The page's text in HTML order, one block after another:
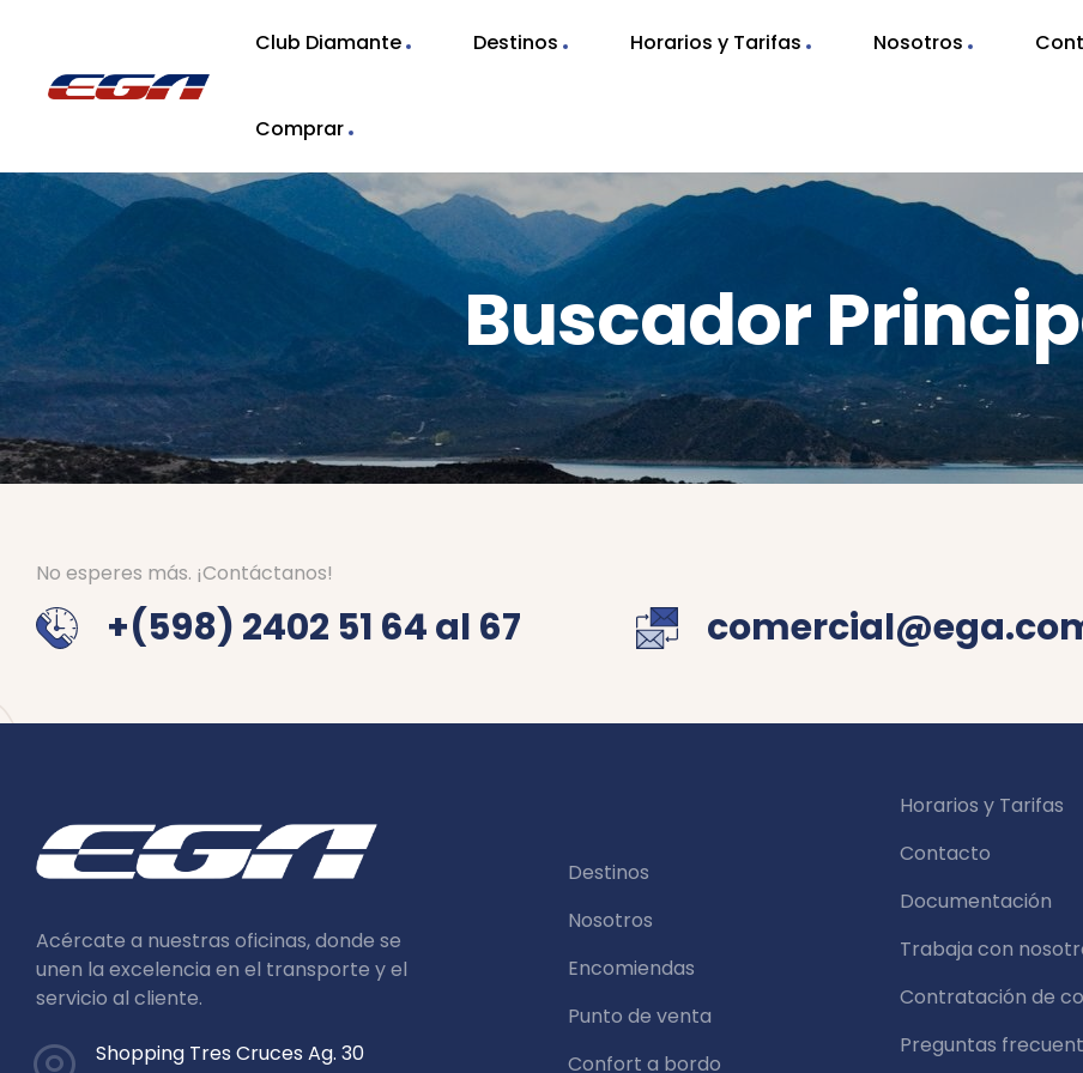
Club Diamante Destinos Horarios y Tarifas Nosotros
Comprar
Buscador
No esperes más. ¡Contáctanos!
+(598) 2402 51 64 al 67
Acércate a nuestras oficinas, donde se
unen la excelencia en el transporte y el
servicio al cliente.
Shopping Tres Cruces Ag. 30
Destinos
Nosotros
Encomiendas
Punto de venta
Confort a bordo
Horarios y Tarifas
Contacto
Documentación
Trabaja con
Contratación de
Preguntas